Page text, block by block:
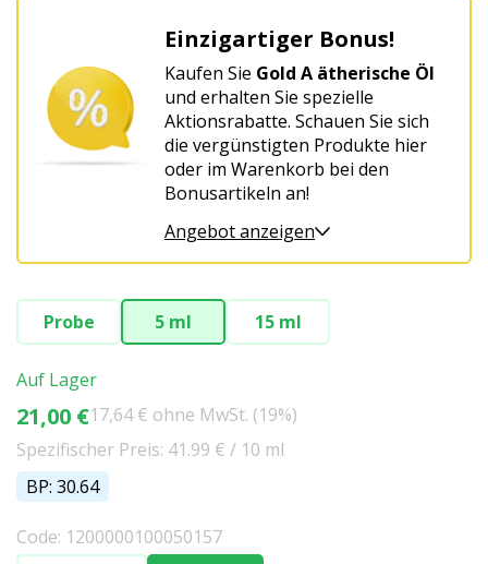
Einzigartiger Bonus!
Kaufen Sie Gold A ätherische Öl
und erhalten Sie spezielle
Aktionsrabatte. Schauen Sie sich
die vergünstigten Produkte hier
oder im Warenkorb bei den
Bonusartikeln an!
Angebot anzeigen
Probe 5 ml 15 ml
Auf Lager
21,00 €17,64 € ohne MwSt. (19%)
Spezifischer Preis: 41.99 € / 10 ml
BP: 30.64
Code: 1200000100050157